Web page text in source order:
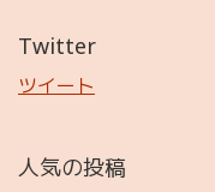
Twitter
ツイート
人気の投稿